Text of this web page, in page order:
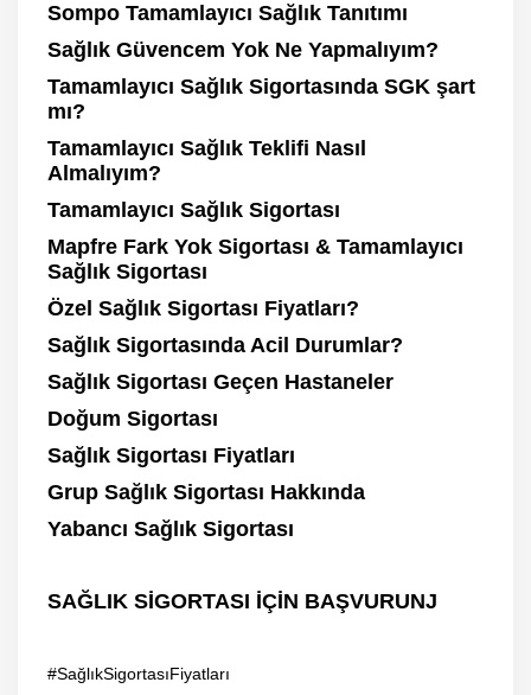
Sompo Tamamlayıcı Sağlık Tanıtımı
Sağlık Güvencem Yok Ne Yapmalıyım?
Tamamlayıcı Sağlık Sigortasında SGK şart
mı?
Tamamlayıcı Sağlık Teklifi Nasıl
Almalıyım?
Tamamlayıcı Sağlık Sigortası
Mapfre Fark Yok Sigortası & Tamamlayıcı
Sağlık Sigortası
Özel Sağlık Sigortası Fiyatları?
Sağlık Sigortasında Acil Durumlar?
Sağlık Sigortası Geçen Hastaneler
Doğum Sigortası
Sağlık Sigortası Fiyatları
Grup Sağlık Sigortası Hakkında
Yabancı Sağlık Sigortası
SAĞLIK SİGORTASI İÇİN BAŞVURUNJ
#SağlıkSigortasıFiyatları